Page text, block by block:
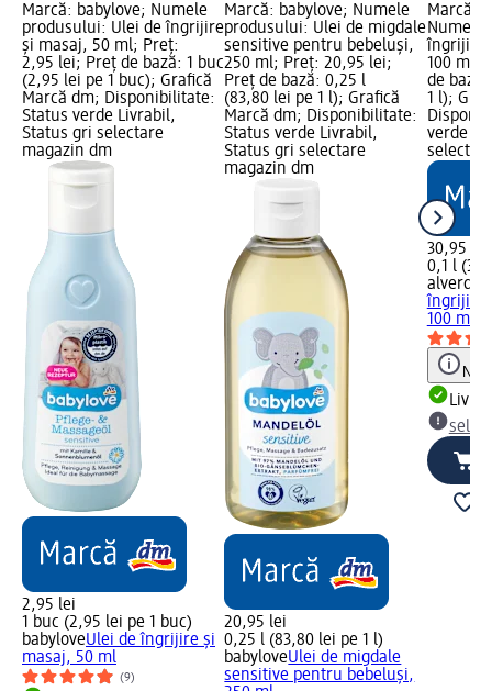
Marcă: babylove; Numele
produsului: Ulei de îngrijire
și masaj, 50 ml; Preț:
2,95 lei; Preț de bază: 1 buc
(2,95 lei pe 1 buc); Grafică
Marcă dm; Disponibilitate:
Status verde Livrabil,
Status gri selectare
magazin dm
2,95 lei
1 buc (2,95 lei pe 1 buc)
babyloveUlei de îngrijire și
masaj, 50 ml
(9)
Marcă: babylove; Numele
produsului: Ulei de migdale
sensitive pentru bebeluși,
250 ml; Preț: 20,95 lei;
Preț de bază: 0,25 l
(83,80 lei pe 1 l); Grafică
Marcă dm; Disponibilitate:
Status verde Livrabil,
Status gri selectare
magazin dm
20,95 lei
0,25 l (83,80 lei pe 1 l)
babyloveUlei de migdale
sensitive pentru bebeluși,
Marcă:
Numele
îngrijire
100 ml;
de
1 l);
verde
30,95 lei
0,1 l
alverde
îngrijire
100 ml
Notă